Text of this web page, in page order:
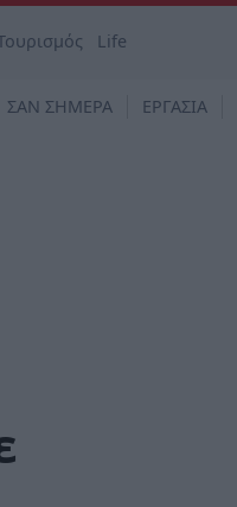
Life
ΣΑΝ ΣΗΜΕΡΑ ΕΡΓΑΣΙΑ